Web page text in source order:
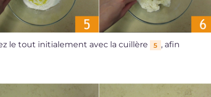
le tout initialement avec la cuillère 5 , afin